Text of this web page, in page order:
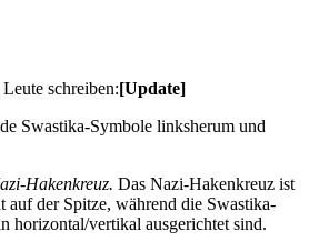
schreiben:[Update]
Swastika-Symbole linksherum und
Hakenkreuz. Das Nazi-Hakenkreuz ist
auf der Spitze, während die Swastika-
horizontal/vertikal ausgerichtet sind.